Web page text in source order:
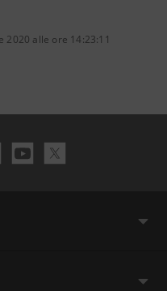
alle ore 14:23:11